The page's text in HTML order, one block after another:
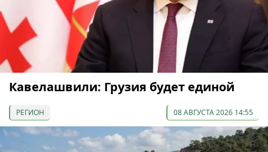
Кавелашвили: Грузия будет единой
РЕГИОН 08 АВГУСТА 2026 14:55